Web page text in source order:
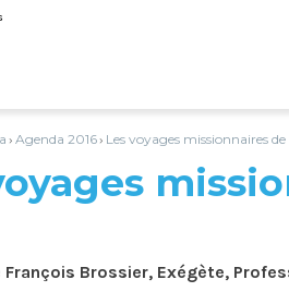
› Agenda 2016› Les voyages missionnaires
François Brossier, Exégète,